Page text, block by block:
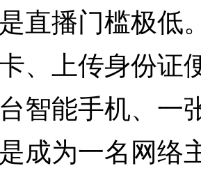
直播门槛极低
、上传身份证
智能手机、一
成为一名网络